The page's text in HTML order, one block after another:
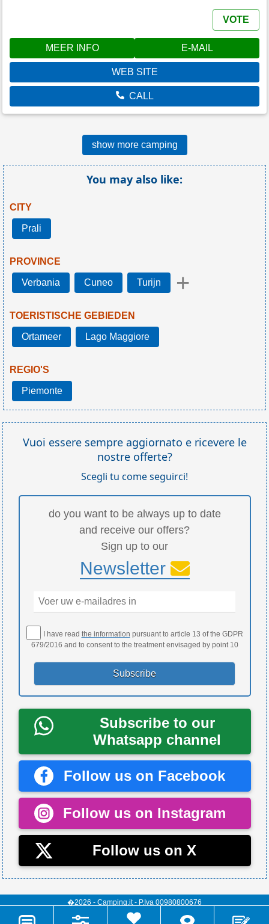
VOTE
MEER INFO E-MAIL
WEB SITE
CALL
show more camping
You may also like:
CITY
Prali
PROVINCE
Verbania Cuneo Turijn +
TOERISTISCHE GEBIEDEN
Ortameer Lago Maggiore
REGIO'S
Piemonte
Vuoi essere sempre aggiornato e ricevere le
nostre offerte?
Scegli tu come seguirci!
do you want to be always up to date
and receive our offers?
Sign up to our
Newsletter
I have read the information pursuant to article 13 of the GDPR
679/2016 and to consent to the treatment envisaged by point 10
Subscribe to our
Whatsapp channel
Follow us on Facebook
Follow us on Instagram
Follow us on X
�2026 - Camping.it - P.Iva 00980800676